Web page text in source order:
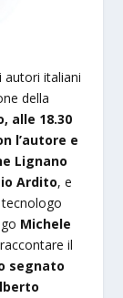
autori italiani
della
alle 18.30
l’autore e
Lignano
Ardito, e
tecnologo
Michele
il
segnato